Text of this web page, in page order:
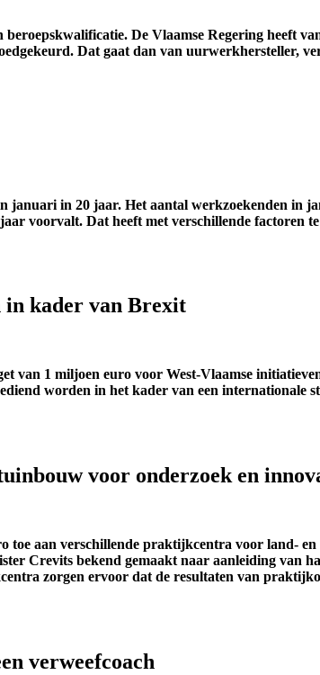
beroepskwalificatie. De Vlaamse Regering heeft
Dat gaat dan van uurwerkhersteller,
in 20 jaar. Het aantal werkzoekenden in
voorvalt. Dat heeft met verschillende factoren
in kader van Brexit
van 1 miljoen euro voor West-Vlaamse
worden in het kader van een internationale
voor onderzoek en
aan verschillende praktijkcentra voor land-
Crevits bekend gemaakt naar aanleiding van
zorgen ervoor dat de resultaten van
verweefcoach